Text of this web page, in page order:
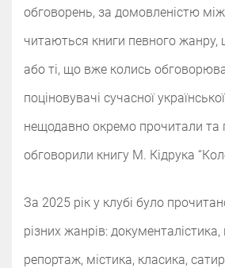
обговорень, за домовленістю
читаються книги певного жанру,
або ті, що вже колись
поціновувачі сучасної
нещодавно окремо прочитали та
обговорили книгу М. Кідрука
За 2025 рік у клубі було
різних жанрів:
репортаж, містика, класика,